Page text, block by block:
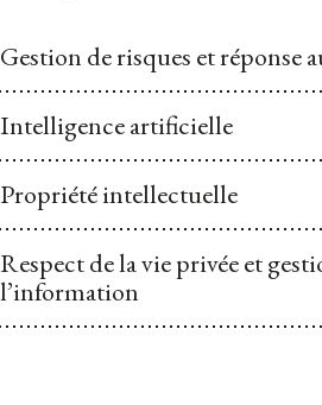
Gestion de risques et réponse
Intelligence artificielle
Propriété intellectuelle
Respect de la vie privée et
l’information